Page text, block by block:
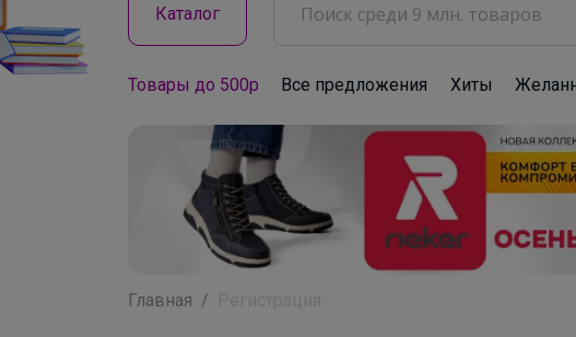
Каталог
Товары до 500р Все предложения Хиты
Главная